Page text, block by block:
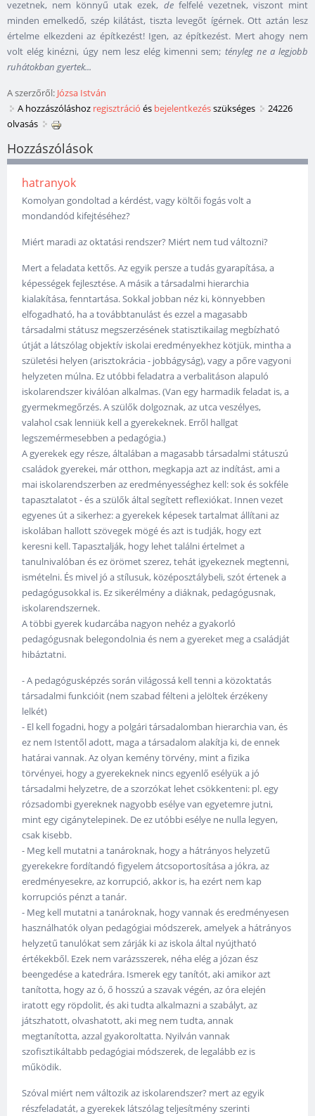
vezetnek, nem könnyű utak ezek, defelfelé vezetnek, viszont mint
minden emelkedő, szép kilátást, tiszta levegőt ígérnek. Ott aztán lesz
értelme elkezdeni az építkezést! Igen, az építkezést. Mert ahogy nem
volt elég kinézni, úgy nem lesz elég kimenni sem; tényleg ne a legjobb
ruhátokban gyertek...
A szerzőről: Józsa István
A hozzászóláshoz regisztráció és bejelentkezésszükséges
24226
olvasás
Hozzászólások
hatranyok
Komolyan gondoltad a kérdést, vagy költői fogás volt a
mondandód kifejtéséhez?
Miért maradi az oktatási rendszer? Miért nem tud változni?
Mert a feladata kettős. Az egyik persze a tudás gyarapítása, a
képességek fejlesztése. A másik a társadalmi hierarchia
kialakítása, fenntartása. Sokkal jobban néz ki, könnyebben
elfogadható, ha a továbbtanulást és ezzel a magasabb
társadalmi státusz megszerzésének statisztikailag megbízható
útját a látszólag objektív iskolai eredményekhez kötjük, mintha a
születési helyen (arisztokrácia - jobbágyság), vagy a pőre vagyoni
helyzeten múlna. Ez utóbbi feladatra a verbalitáson alapuló
iskolarendszer kiválóan alkalmas. (Van egy harmadik feladat is, a
gyermekmegőrzés. A szülők dolgoznak, az utca veszélyes,
valahol csak lenniük kell a gyerekeknek. Erről hallgat
legszemérmesebben a pedagógia.)
A gyerekek egy része, általában a magasabb társadalmi státuszú
családok gyerekei, már otthon, megkapja azt az indítást, ami a
mai iskolarendszerben az eredményességhez kell: sok és sokféle
tapasztalatot - és a szülők által segített reflexiókat. Innen vezet
egyenes út a sikerhez: a gyerekek képesek tartalmat állítani az
iskolában hallott szövegek mögé és azt is tudják, hogy ezt
keresni kell. Tapasztalják, hogy lehet találni értelmet a
tanulnivalóban és ez örömet szerez, tehát igyekeznek megtenni,
ismételni. És mivel jó a stílusuk, középosztálybeli, szót értenek a
pedagógusokkal is. Ez sikerélmény a diáknak, pedagógusnak,
iskolarendszernek.
A többi gyerek kudarcába nagyon nehéz a gyakorló
pedagógusnak belegondolnia és nem a gyereket meg a családját
hibáztatni.
- A pedagógusképzés során világossá kell tenni a közoktatás
társadalmi funkcióit (nem szabad félteni a jelöltek érzékeny
lelkét)
- El kell fogadni, hogy a polgári társadalomban hierarchia van, és
ez nem Istentől adott, maga a társadalom alakítja ki, de ennek
határai vannak. Az olyan kemény törvény, mint a fizika
törvényei, hogy a gyerekeknek nincs egyenlő esélyük a jó
társadalmi helyzetre, de a szorzókat lehet csökkenteni: pl. egy
rózsadombi gyereknek nagyobb esélye van egyetemre jutni,
mint egy cigánytelepinek. De ez utóbbi esélye ne nulla legyen,
csak kisebb.
- Meg kell mutatni a tanároknak, hogy a hátrányos helyzetű
gyerekekre fordítandó figyelem átcsoportosítása a jókra, az
eredményesekre, az korrupció, akkor is, ha ezért nem kap
korrupciós pénzt a tanár.
- Meg kell mutatni a tanároknak, hogy vannak és eredményesen
használhatók olyan pedagógiai módszerek, amelyek a hátrányos
helyzetű tanulókat sem zárják ki az iskola által nyújtható
értékekből. Ezek nem varázsszerek, néha elég a józan ész
beengedése a katedrára. Ismerek egy tanítót, aki amikor azt
tanította, hogy az ó, ő hosszú a szavak végén, az óra elején
iratott egy röpdolit, és aki tudta alkalmazni a szabályt, az
játszhatott, olvashatott, aki meg nem tudta, annak
megtanította, azzal gyakoroltatta. Nyilván vannak
szofisztikáltabb pedagógiai módszerek, de legalább ez is
működik.
Szóval miért nem változik az iskolarendszer? mert az egyik
részfeladatát, a gyerekek látszólag teljesítmény szerinti